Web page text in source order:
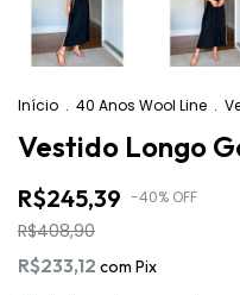
Início . 40 Anos Wool Line .
Vestido Longo
R$245,39 -40% OFF
R$408,90
R$233,12 com Pix